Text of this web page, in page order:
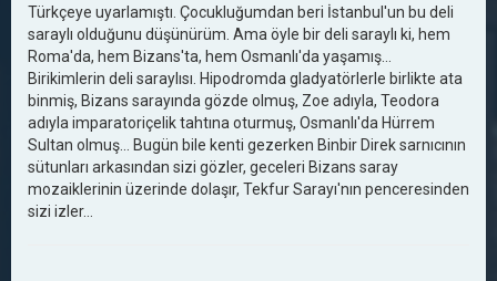
Türkçeye uyarlamıştı. Çocukluğumdan beri İstanbul'un bu deli
saraylı olduğunu düşünürüm. Ama öyle bir deli saraylı ki, hem
Roma'da, hem Bizans'ta, hem Osmanlı'da yaşamış...
Birikimlerin deli saraylısı. Hipodromda gladyatörlerle birlikte ata
binmiş, Bizans sarayında gözde olmuş, Zoe adıyla, Teodora
adıyla imparatoriçelik tahtına oturmuş, Osmanlı'da Hürrem
Sultan olmuş... Bugün bile kenti gezerken Binbir Direk sarnıcının
sütunları arkasından sizi gözler, geceleri Bizans saray
mozaiklerinin üzerinde dolaşır, Tekfur Sarayı'nın penceresinden
sizi izler…